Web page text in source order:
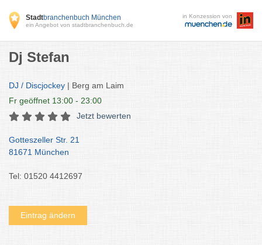
Stadtbranchenbuch München
ein Angebot von stadtbranchenbuch.de
in Konzession von
Dj Stefan
DJ / Discjockey | Berg am Laim
Fr geöffnet 13:00 - 23:00
Jetzt bewerten
Gotteszeller Str. 21
81671 München
Tel: 01520 4412697
Eintrag ändern